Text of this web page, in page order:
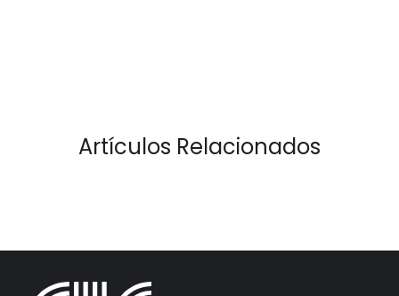
Artículos Relacionados